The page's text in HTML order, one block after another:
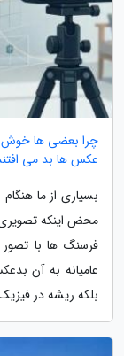
چرا بعضی ها خوش
عکس ها بد می
بسیاری از ما
محض اینکه تصویری
فرسنگ ها با
عامیانه به آن
بلکه ریشه در